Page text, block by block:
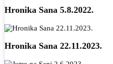
Hronika Sana 5.8.2022.
Hronika Sana 22.11.2023.